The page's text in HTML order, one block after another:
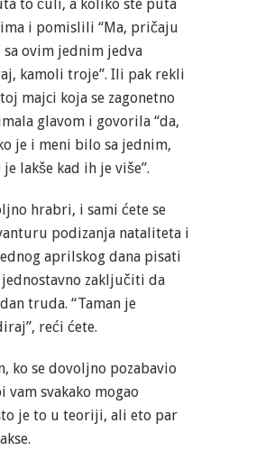
to čuli, a koliko ste puta
i pomislili “Ma, pričaju
ovim jednim jedva
kamoli troje”. Ili pak rekli
majci koja se zagonetno
glavom i govorila “da,
je i meni bilo sa jednim,
je lakše kad ih je više”.
hrabri, i sami ćete se
podizanja nataliteta i
aprilskog dana pisati
zaključiti da
truda. “Taman je
reći ćete.
ko se dovoljno pozabavio
vam svakako mogao
je to u teoriji, ali eto par